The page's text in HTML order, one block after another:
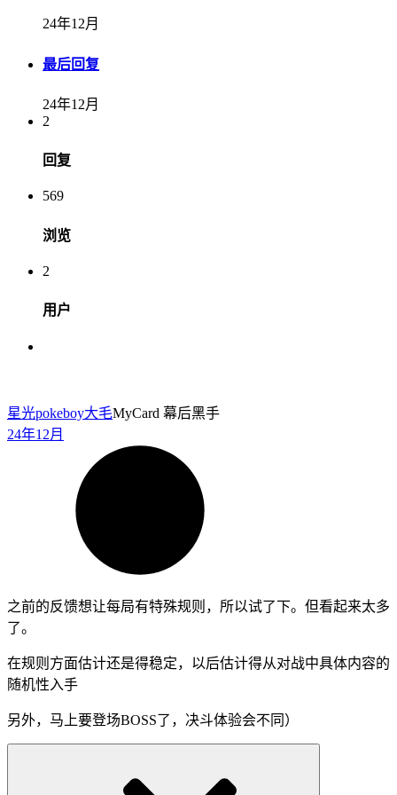
24年12月
最后回复
24年12月
2
回复
569
浏览
2
用户
星光pokeboy大毛MyCard 幕后黑手
24年12月
之前的反馈想让每局有特殊规则，所以试了下。但看起来太多
了。
在规则方面估计还是得稳定，以后估计得从对战中具体内容的
随机性入手
另外，马上要登场BOSS了，决斗体验会不同）